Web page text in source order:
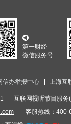
第一财经
微信服务号
信办举报中心 上海互
互联网视听节目服
客服热线：